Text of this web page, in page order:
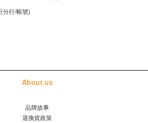
分行/帳號)
About us
品牌故事
退換貨政策